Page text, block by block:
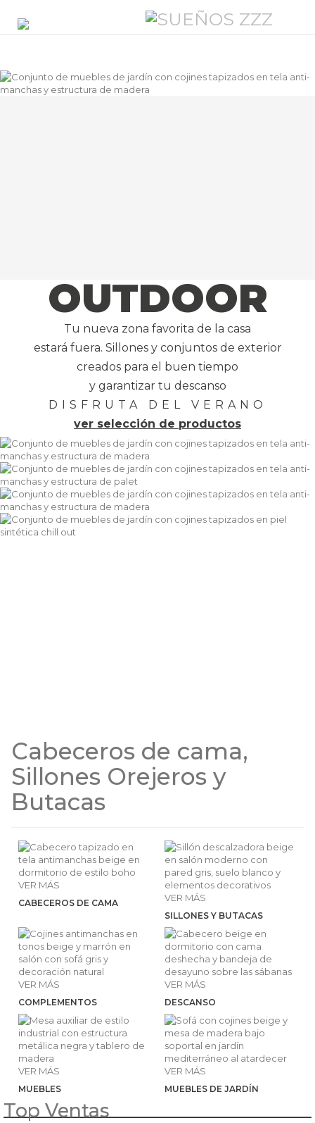
OUTDOOR
Tu nueva zona favorita de la casa
estará fuera. Sillones y conjuntos de exterior
creados para el buen tiempo
y garantizar tu descanso
DISFRUTA DEL VERANO
ver selección de productos
Cabeceros de cama,
Sillones Orejeros y
Butacas
VER MÁS
CABECEROS DE CAMA VER MÁS
SILLONES Y BUTACAS
VER MÁS
COMPLEMENTOS
VER MÁS
DESCANSO
VER MÁS
MUEBLES
VER MÁS
MUEBLES DE JARDÍN
Top Ventas